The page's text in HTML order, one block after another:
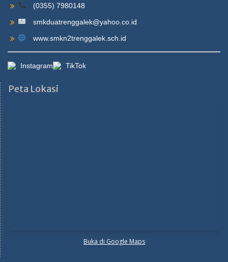
(0355) 7980148
smkduatrenggalek@yahoo.co.id
www.smkn2trenggalek.sch.id
Instagram TikTok
Peta Lokasi
Buka di Google Maps